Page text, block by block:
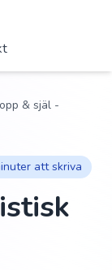
& själ -
att skriva